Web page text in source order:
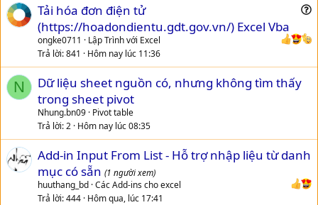
e
t
Tải hóa đơn điện tử
(https://hoadondientu.gdt.gov.vn/) Excel Vba
ongke0711
Lập Trình với Excel
Trả lời 841 Hôm nay lúc 11:36
N
Dữ liệu sheet nguồn có, nhưng không tìm thấy
trong sheet pivot
Nhung.bn09 Pivot table
Trả lời 2 Hôm nay lúc 08:35
Add-in Input From List - Hỗ trợ nhập liệu từ danh
mục có sẵn (1 người xem)
huuthang_bd Các Add-ins cho excel
Trả lời 444 Hôm qua, lúc 17:41